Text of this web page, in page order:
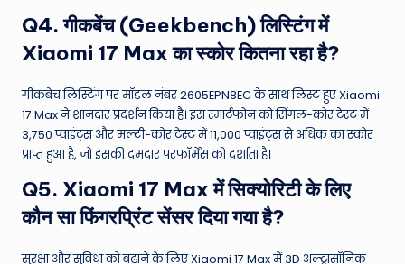
Q4. गीकबेंच (Geekbench) लिस्टिंग में
Xiaomi 17 Max का स्कोर कितना रहा है?
गीकबेंच लिस्टिंग पर मॉडल नंबर 2605EPN8EC के साथ लिस्ट हुए Xiaomi
17 Max ने शानदार प्रदर्शन किया है। इस स्मार्टफोन को सिंगल-कोर टेस्ट में
3,750 प्वाइंट्स और मल्टी-कोर टेस्ट में 11,000 प्वाइंट्स से अधिक का स्कोर
प्राप्त हुआ है, जो इसकी दमदार परफॉर्मेंस को दर्शाता है।
Q5. Xiaomi 17 Max में सिक्योरिटी के लिए
कौन सा फिंगरप्रिंट सेंसर दिया गया है?
सुरक्षा और सुविधा को बढ़ाने के लिए Xiaomi 17 Max में 3D अल्ट्रासॉनिक